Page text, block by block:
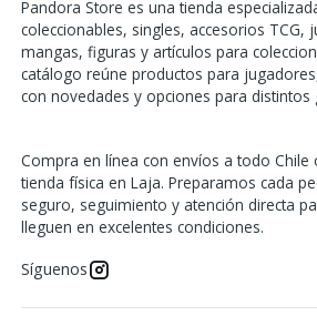
Pandora Store es una tienda
coleccionables, singles, accesorios TCG,
mangas, figuras y artículos para
catálogo reúne productos para
con novedades y opciones para distintos
Compra en línea con envíos a todo Chile
tienda física en Laja. Preparamos cada
seguro, seguimiento y atención directa
lleguen en excelentes condiciones.
Síguenos